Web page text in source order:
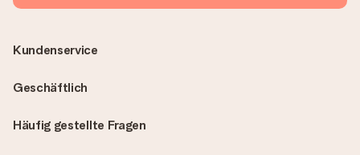
Häufig gestellte Fragen
Kundenservice
Geschäftlich